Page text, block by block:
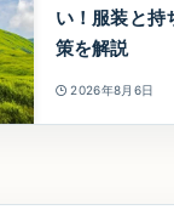
い！服装と持
策を解説
2026年8月6日